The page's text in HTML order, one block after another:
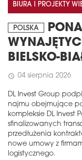
BIURA I PROJEKTY
POLSKA
BIELSKO-
schedule 04 sierpnia 2026
DL Invest Group
najmu obejmujące
kompleksie DL Invest
sfinalizowanych
przedłużenia
nowe umowy z
logistycznego.